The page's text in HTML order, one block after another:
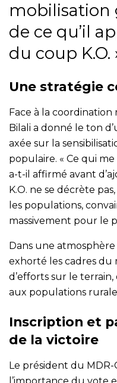
mobilisation
de ce qu’il
du coup K.O.
Une stratégie
Face à la coordination
Bilali a donné le ton
axée sur la
populaire. « Ce qui me
a-t-il affirmé avant
K.O. ne se décrète
les populations,
massivement pour le
Dans une
exhorté les cadres
d’efforts sur le
aux populations
Inscription et
de la victoire
Le président du